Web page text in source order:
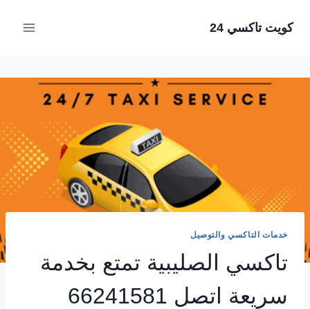
كويت تاكسي 24
خدمات التاكسي والتوصيل
تاكسي الصليبية تمتع بخدمة
سريعة اتصل 66241581